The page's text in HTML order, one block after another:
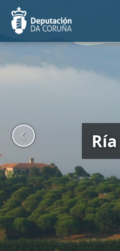
Pasar
contenido